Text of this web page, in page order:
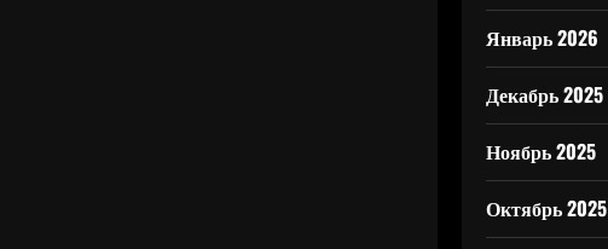
Январь 2026
Декабрь 2025
Ноябрь 2025
Октябрь 2025